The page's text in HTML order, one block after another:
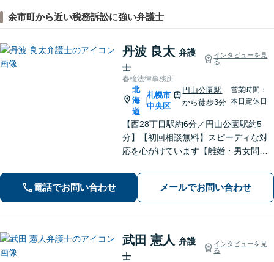
余市町から近い税務訴訟に強い弁護士
丹波 良太 弁護
士
インタビューを見
る
春楡法律事務所
北
海
道
札幌市
中央区
円山公園駅
から徒歩3分
営業時間：
本日定休日
【西28丁目駅約6分／円山公園駅約5
分】【初回相談無料】スピーディな対
応を心がけています【離婚・男女問
に強い【相続】分割協議や調停の実績
電話でお問い合わせ メールでお問い合わせ
武田 憲人 弁護
士
インタビューを見
る